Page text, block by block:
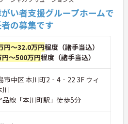
がい者支援グループホームで
の募集です
円～32.0万円程度（諸手当込）
～500万円程度（諸手当込）
市中区 本川町2‐4‐22 3F ウィ
川
品線「本川町駅」徒歩5分